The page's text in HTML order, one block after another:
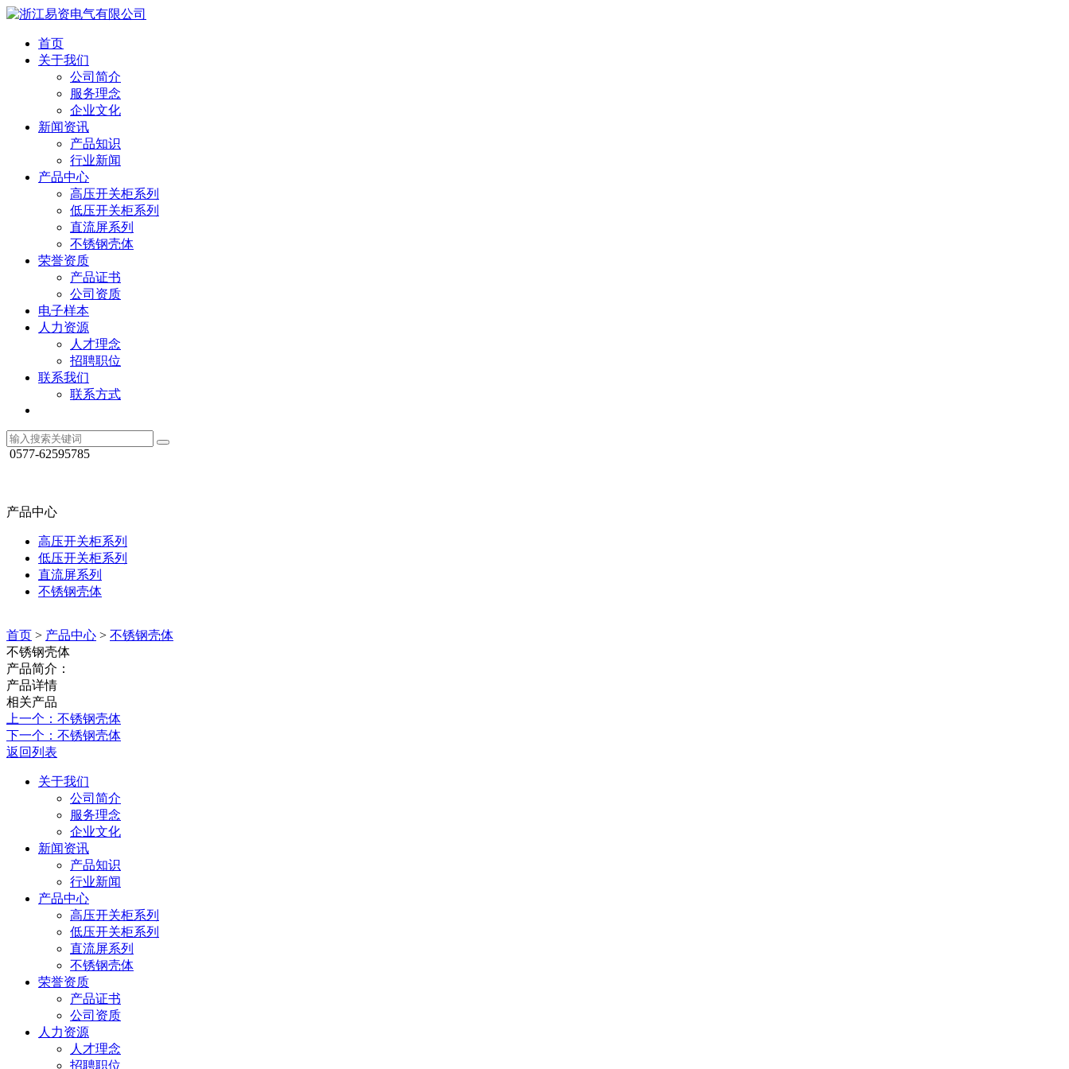
首页
关于我们
公司简介
服务理念
企业文化
新闻资讯
产品知识
行业新闻
产品中心
高压开关柜系列
低压开关柜系列
直流屏系列
不锈钢壳体
荣誉资质
产品证书
公司资质
电子样本
人力资源
人才理念
招聘职位
联系我们
联系方式
0577-62595785
产品中心
高压开关柜系列
低压开关柜系列
直流屏系列
不锈钢壳体
首页 > 产品中心 > 不锈钢壳体
不锈钢壳体
产品简介：
产品详情
相关产品
上一个：不锈钢壳体
下一个：不锈钢壳体
返回列表
关于我们
公司简介
服务理念
企业文化
新闻资讯
产品知识
行业新闻
产品中心
高压开关柜系列
低压开关柜系列
直流屏系列
不锈钢壳体
荣誉资质
产品证书
公司资质
人力资源
人才理念
招聘职位